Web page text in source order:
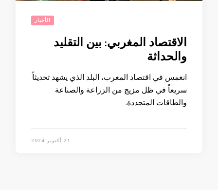
الأخبار
الاقتصاد المغربي: بين التقليد
والحداثة
انغمس في اقتصاد المغرب، البلد الذي يشهد تحديثاً
سريعاً في ظل مزيج من الزراعة والصناعة
والطاقات المتجددة.
21 أكتوبر 2024